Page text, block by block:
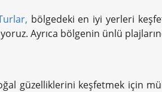
bölgedeki en iyi yerleri
Ayrıca bölgenin ünlü
güzelliklerini keşfetmek için